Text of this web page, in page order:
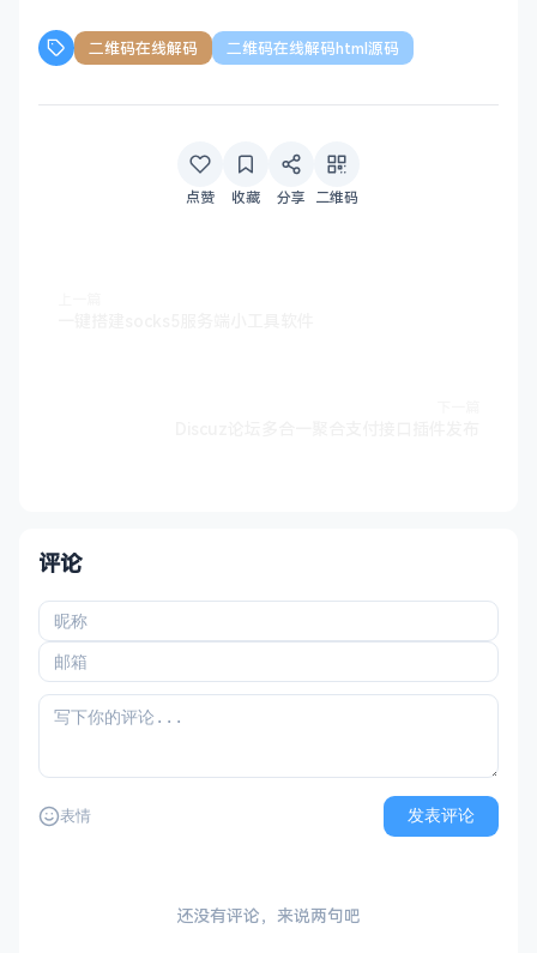
二维码在线解码 二维码在线解码html源码
点赞 收藏 分享 二维码
评论
表情 发表评论
还没有评论，来说两句吧